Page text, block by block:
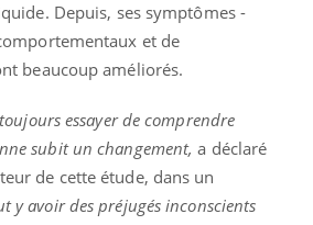
Depuis, ses symptômes -
et de
beaucoup améliorés.
essayer de comprendre
subit un changement, a déclaré
de cette étude, dans un
y avoir des préjugés inconscients